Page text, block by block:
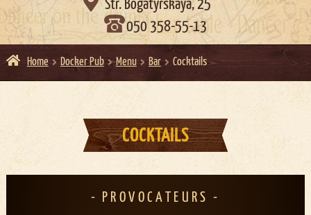
Str. Bogatyrskaya, 25
050 358-55-13
Home Docker Pub Menu Bar Cocktails
COCKTAILS
PROVOCATEURS